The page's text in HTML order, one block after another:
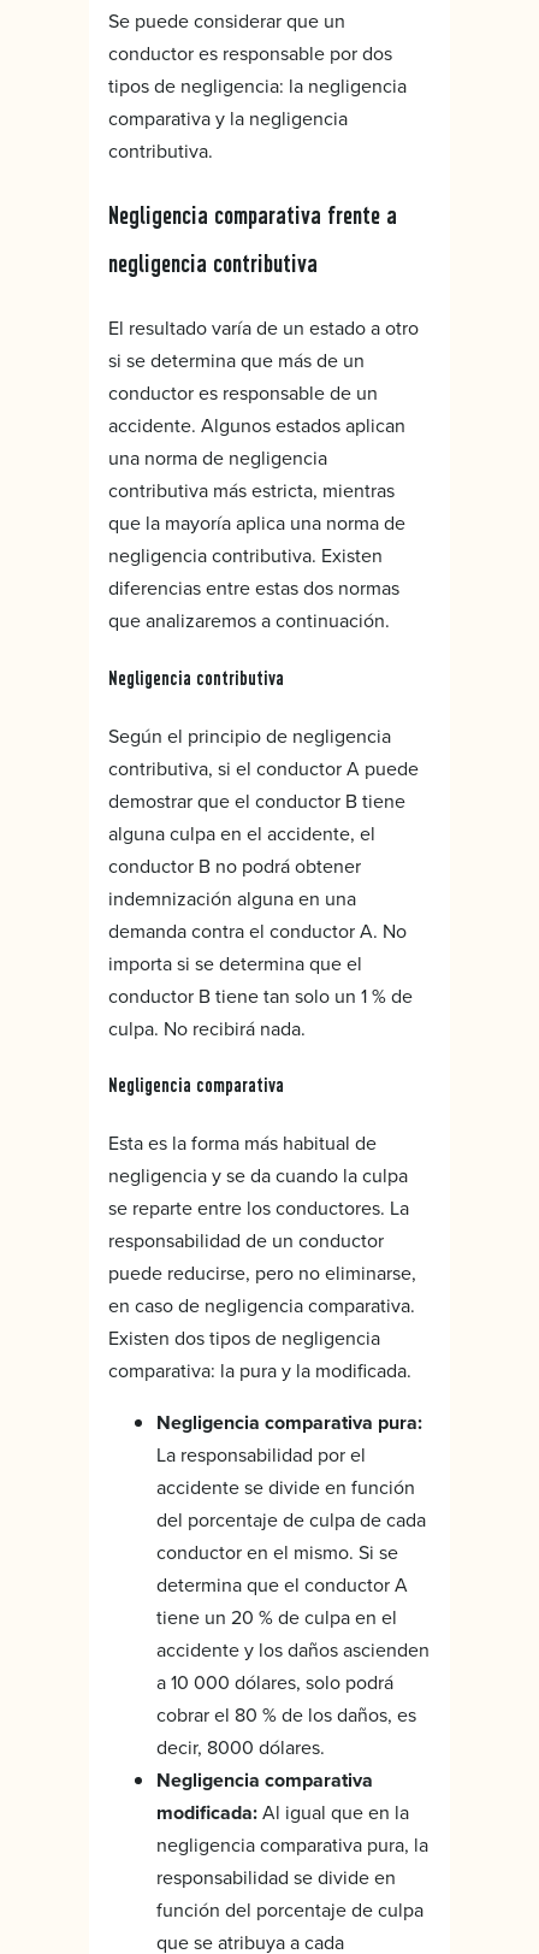
Se puede considerar que un
conductor es responsable por dos
tipos de negligencia: la negligencia
comparativa y la negligencia
contributiva.
Negligencia comparativa frente a
negligencia contributiva
El resultado varía de un estado a otro
si se determina que más de un
conductor es responsable de un
accidente. Algunos estados aplican
una norma de negligencia
contributiva más estricta, mientras
que la mayoría aplica una norma de
negligencia contributiva. Existen
diferencias entre estas dos normas
que analizaremos a continuación.
Negligencia contributiva
Según el principio de negligencia
contributiva, si el conductor A puede
demostrar que el conductor B tiene
alguna culpa en el accidente, el
conductor B no podrá obtener
indemnización alguna en una
demanda contra el conductor A. No
importa si se determina que el
conductor B tiene tan solo un 1 % de
culpa. No recibirá nada.
Negligencia comparativa
Esta es la forma más habitual de
negligencia y se da cuando la culpa
se reparte entre los conductores. La
responsabilidad de un conductor
puede reducirse, pero no eliminarse,
en caso de negligencia comparativa.
Existen dos tipos de negligencia
comparativa: la pura y la modificada.
Negligencia comparativa pura:
La responsabilidad por el
accidente se divide en función
del porcentaje de culpa de cada
conductor en el mismo. Si se
determina que el conductor A
tiene un 20 % de culpa en el
accidente y los daños ascienden
a 10 000 dólares, solo podrá
cobrar el 80 % de los daños, es
decir, 8000 dólares.
Negligencia comparativa
modificada:Al igual que en la
negligencia comparativa pura, la
responsabilidad se divide en
función del porcentaje de culpa
que se atribuya a cada